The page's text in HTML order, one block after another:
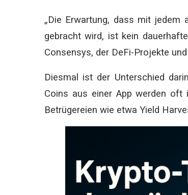
„Die Erwartung, dass mit jedem
gebracht wird, ist kein
Consensys, der DeFi-Projekte
Diesmal ist der Unterschied
Coins aus einer App werden oft
Betrügereien wie etwa Yield